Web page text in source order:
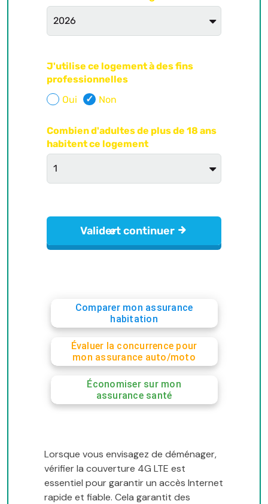
Comparer mon assurance
habitation
Évaluer la concurrence pour
mon assurance auto/moto
Économiser sur mon
assurance santé
Lorsque vous envisagez de déménager,
vérifier la couverture 4G LTE est
essentiel pour garantir un accès Internet
rapide et fiable. Cela garantit des